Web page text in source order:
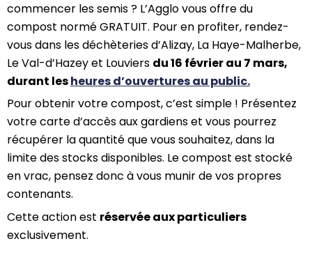
commencer les semis ? L’Agglo vous offre du
compost normé GRATUIT. Pour en profiter, rendez-
vous dans les déchèteries d’Alizay, La Haye-Malherbe,
Le Val-d’Hazey et Louviers du 16 février au 7 mars,
durant lesheures d’ouvertures au public.
Pour obtenir votre compost, c’est simple ! Présentez
votre carte d’accès aux gardiens et vous pourrez
récupérer la quantité que vous souhaitez, dans la
limite des stocks disponibles. Le compost est stocké
en vrac, pensez donc à vous munir de vos propres
contenants.
Cette action est réservée aux particuliers
exclusivement.